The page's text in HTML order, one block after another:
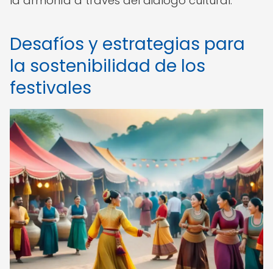
Desafíos y estrategias para
la sostenibilidad de los
festivales